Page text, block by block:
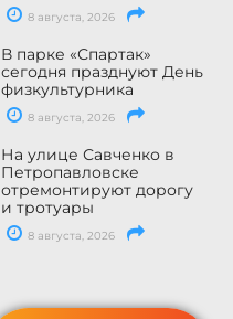
8 августа, 2026
В парке «Спартак»
сегодня празднуют День
физкультурника
8 августа, 2026
На улице Савченко в
Петропавловске
отремонтируют дорогу
и тротуары
8 августа, 2026